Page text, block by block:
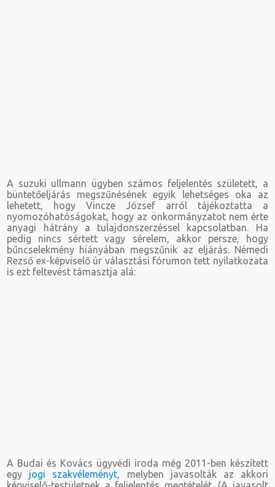
A suzuki ullmann ügyben számos feljelentés született, a
büntetőeljárás megszűnésének egyik lehetséges oka az
lehetett, hogy Vincze József arról tájékoztatta a
nyomozóhatóságokat, hogy az önkormányzatot nem érte
anyagi hátrány a tulajdonszerzéssel kapcsolatban. Ha
pedig nincs sértett vagy sérelem, akkor persze, hogy
bűncselekmény hiányában megszűnik az eljárás. Némedi
Rezső ex-képviselő úr választási fórumon tett nyilatkozata
is ezt feltevést támasztja alá:
A Budai és Kovács ügyvédi iroda még 2011-ben készített
egy jogi szakvéleményt , melyben javasolták az akkori